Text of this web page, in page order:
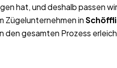
hat, und deshalb passen
Zügelunternehmen in
den gesamten Prozess